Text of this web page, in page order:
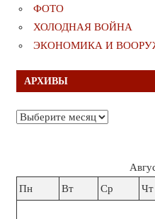
ФОТО
ХОЛОДНАЯ ВОЙНА
ЭКОНОМИКА И
АРХИВЫ
Архивы
Пн
Вт Ср Чт